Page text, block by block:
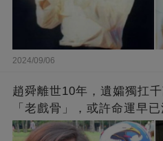
2024/09/06
趙舜離世10年，遺孀獨扛
「老戲骨」，或許命運早已